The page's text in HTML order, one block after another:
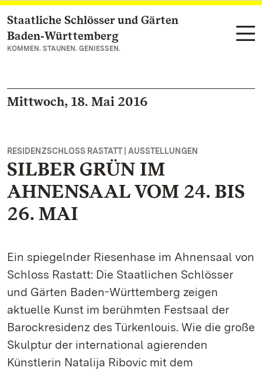
Zum Hauptinhalt springen
Staatliche Schlösser und Gärten
Baden‑Württemberg
KOMMEN. STAUNEN. GENIESSEN.
Mittwoch, 18. Mai 2016
RESIDENZSCHLOSS RASTATT | AUSSTELLUNGEN
SILBER GRÜN IM
AHNENSAAL VOM 24. BIS
26. MAI
Ein spiegelnder Riesenhase im Ahnensaal von
Schloss Rastatt: Die Staatlichen Schlösser
und Gärten Baden-Württemberg zeigen
aktuelle Kunst im berühmten Festsaal der
Barockresidenz des Türkenlouis. Wie die große
Skulptur der international agierenden
Künstlerin Natalija Ribovic mit dem